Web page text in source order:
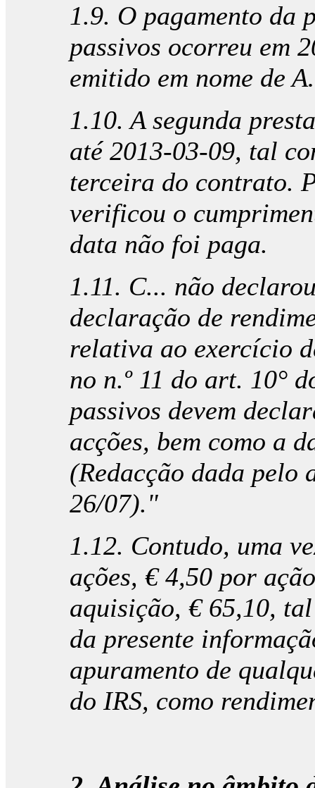
1.9. O pagamento da
passivos ocorreu em
emitido em nome de
1.10. A segunda
até 2013-03-09, tal
terceira do contrato.
verificou o
data não foi paga.
1.11. C... não
declaração de
relativa ao exercício
no n.º 11 do art. 10°
passivos devem
acções, bem como a
(Redacção dada pelo
26/07)."
1.12. Contudo, uma
ações, € 4,50 por
aquisição, € 65,10,
da presente
apuramento de
do IRS, como